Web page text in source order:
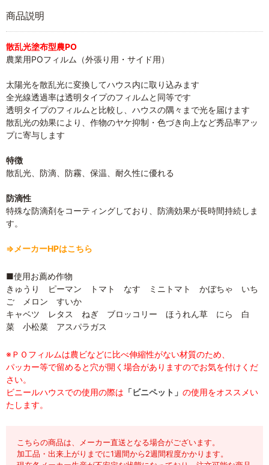
商品説明
散乱光塗布型農PO
農業用POフィルム（外張り用・サイド用）
太陽光を散乱光に変換してハウス内に取り込みます
全光線透過率は透明タイプのフィルムと同等です
透明タイプのフィルムと比較し、ハウスの隅々まで光を届けます
散乱光の効果により、作物のヤケ抑制・色づき向上など秀品率アッ
プに寄与します
特徴
散乱光、防滴、防霧、保温、耐久性に優れる
防滴性
特殊な防滴剤をコーティングしており、防滴効果が長時間持続しま
す。
⇒メーカーHPはこちら
■使用お薦め作物
きゅうり ピーマン トマト なす ミニトマト かぼちゃ いち
ご メロン すいか
キャベツ レタス ねぎ ブロッコリー ほうれん草 にら 白
菜 小松菜 アスパラガス
※ＰＯフィルムは農ビなどに比べ伸縮性がない材質のため、
パッカー等で留めると穴が開く場合がありますのでお気を付けくだ
さい。
ビニールハウスでの使用の際は 「ビニペット」 の使用をオススメい
たします。
こちらの商品は、メーカー直送となる場合がございます。
加工品・出来上がりまでに1週間から2週間程度かかります。